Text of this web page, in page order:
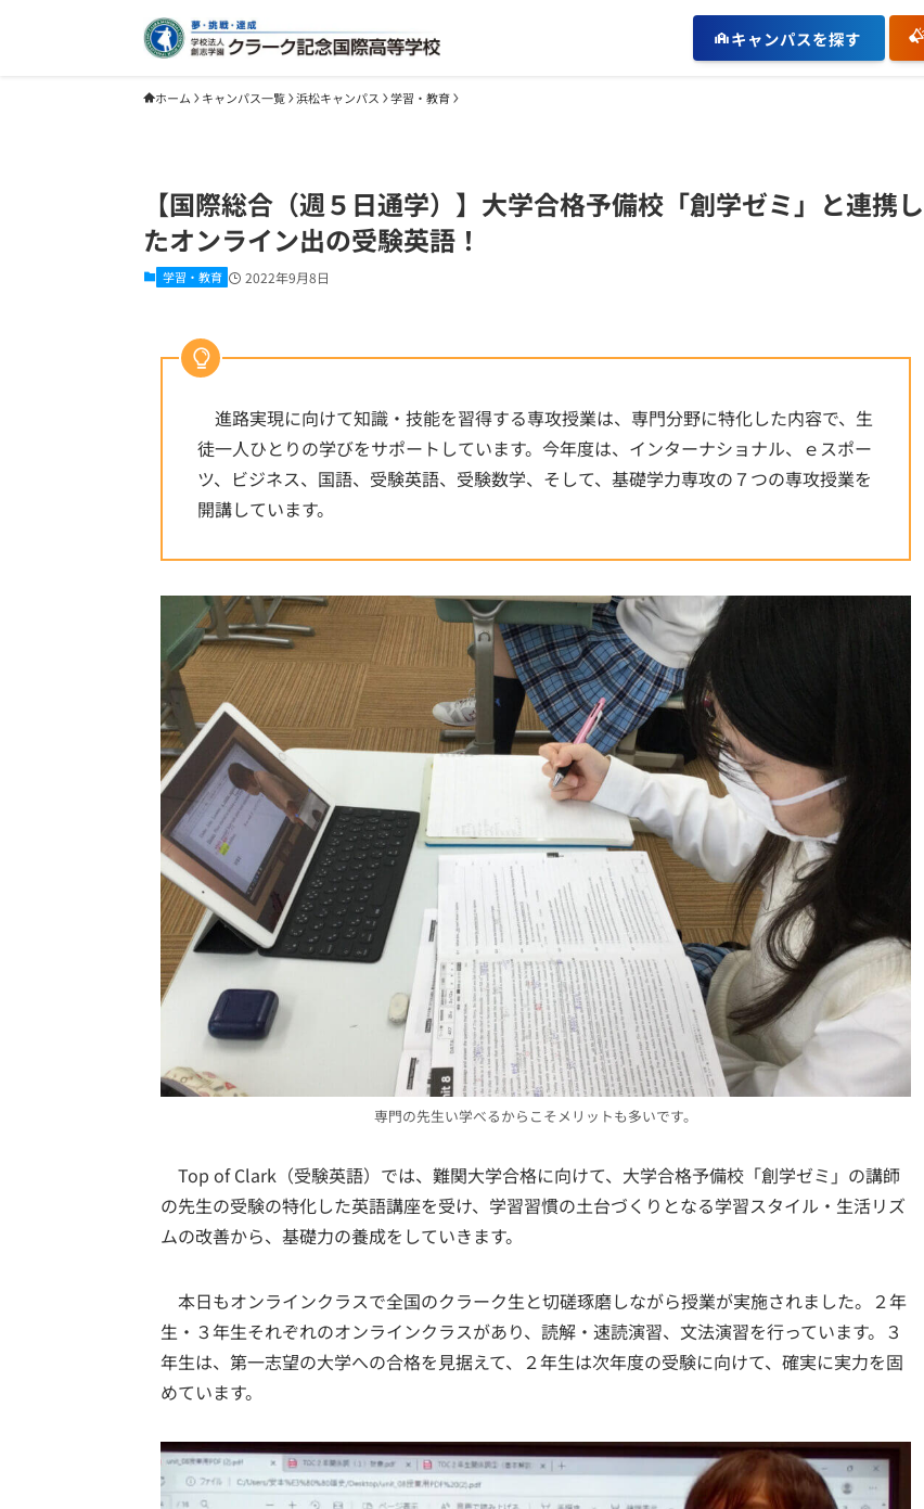
キャンパスを探す
ホーム キャンパス一覧 浜松キャンパス 学習・教育
【国際総合（週５日通学）】大学合格予備校「創学ゼミ」と連携し
たオンライン出の受験英語！
学習・教育 2022年9月8日
進路実現に向けて知識・技能を習得する専攻授業は、専門分野に特化した内容で、生
徒一人ひとりの学びをサポートしています。今年度は、インターナショナル、ｅスポー
ツ、ビジネス、国語、受験英語、受験数学、そして、基礎学力専攻の７つの専攻授業を
開講しています。
専門の先生い学べるからこそメリットも多いです。
Top of Clark（受験英語）では、難関大学合格に向けて、大学合格予備校「創学ゼミ」の講師
の先生の受験の特化した英語講座を受け、学習習慣の土台づくりとなる学習スタイル・生活リズ
ムの改善から、基礎力の養成をしていきます。
本日もオンラインクラスで全国のクラーク生と切磋琢磨しながら授業が実施されました。２年
生・３年生それぞれのオンラインクラスがあり、読解・速読演習、文法演習を行っています。３
年生は、第一志望の大学への合格を見据えて、２年生は次年度の受験に向けて、確実に実力を固
めています。